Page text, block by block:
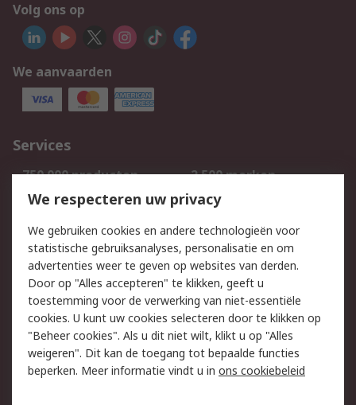
Volg ons op
We aanvaarden
Services
750.000 producten
2.500 merken
Bestellen
Inkoopoplossingen
Track & Trace
Wettelijk
Cookiebeleid
Email veiligheid
Privacybeleid
Websitevoorwaarden
Algemene
verkoopvoorwaarden
We respecteren uw privacy
We gebruiken cookies en andere technologieën voor
statistische gebruiksanalyses, personalisatie en om
advertenties weer te geven op websites van derden.
Door op "Alles accepteren" te klikken, geeft u
toestemming voor de verwerking van niet-essentiële
cookies. U kunt uw cookies selecteren door te klikken op
"Beheer cookies". Als u dit niet wilt, klikt u op "Alles
weigeren". Dit kan de toegang tot bepaalde functies
beperken. Meer informatie vindt u in ons cookiebeleid